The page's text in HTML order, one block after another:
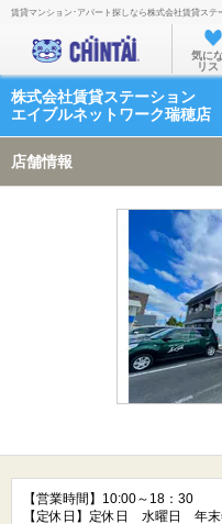
お
気に
リス
株式会社賃貸ステーション
エイブルネットワーク瑞穂店
店舗情報
【営業時間】10:00～18：30
【定休日】定休日 水曜日 年